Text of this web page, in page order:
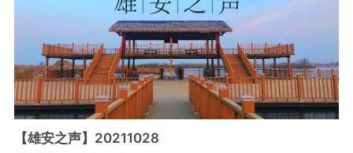
【雄安之声】20211028